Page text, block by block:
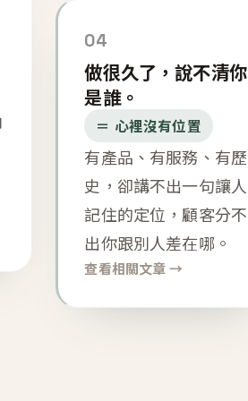
04
做很久了，說不清你
是誰。
＝ 心裡沒有位置
有產品、有服務、有歷
史，卻講不出一句讓人
記住的定位，顧客分不
出你跟別人差在哪。
查看相關文章 →